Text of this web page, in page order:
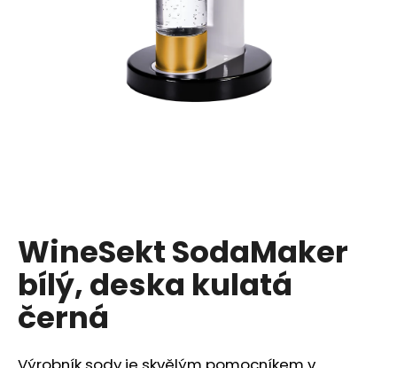
WineSekt SodaMaker
bílý, deska kulatá
černá
D
o
p
r